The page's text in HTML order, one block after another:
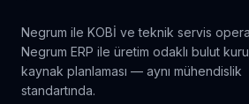
Negrum ile KOBİ ve teknik servis
Negrum ERP ile üretim odaklı bulut
kaynak planlaması — aynı mühendislik
standartında.